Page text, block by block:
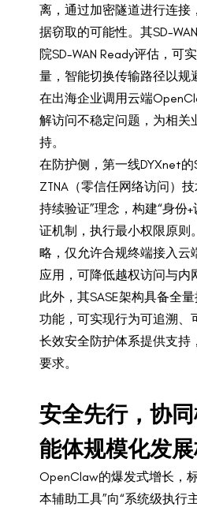
离，通过加密隧道进行连接
据窃取的可能性。其SD-
院SD-WAN Ready评估，可
量，智能切换传输路径以规
在出海企业调用云端
解访问不稳定问题，为相关
持。
在防护侧，第一线DYXnet的
ZTNA（零信任网络访问）技
持续验证”理念，构建“身份
证机制，执行最小权限原则
略，仅允许合规终端接入云
应用，可降低越权访问与内
此外，其SASE架构具备全
功能，可实现行为可追溯、
长效安全防护体系提供支持
要求。
安全先行，协
能体规模化发
OpenClaw的爆发式增长，
本辅助工具”向“系统级执行